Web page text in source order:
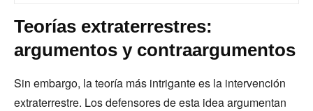
Teorías extraterrestres:
argumentos y contraargumentos
Sin embargo, la teoría más intrigante es la intervención
extraterrestre. Los defensores de esta idea argumentan